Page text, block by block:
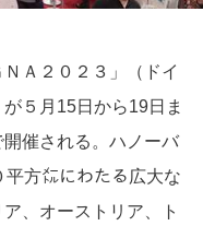
Ａ２０２３」（ドイ
５月15日から19日ま
催される。ハノーバ
方㍍にわたる広大な
、オーストリア、ト